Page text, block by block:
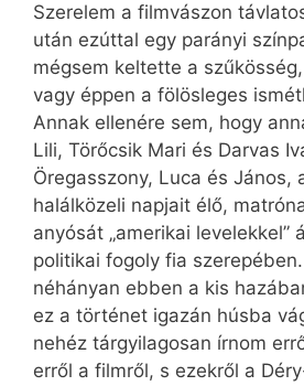
Szerelem a filmvászon
után ezúttal egy parányi
mégsem keltette a
vagy éppen a fölösleges
Annak ellenére sem, hogy
Lili, Törőcsik Mari és Darvas
Öregasszony, Luca és János,
halálközeli napjait élő,
anyósát „amerikai levelekkel”
politikai fogoly fia
néhányan ebben a kis
ez a történet igazán húsba
nehéz tárgyilagosan írnom
erről a filmről, s ezekről a